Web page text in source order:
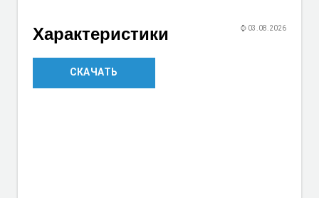
⌚ 03.08.2026
Характеристики
СКАЧАТЬ